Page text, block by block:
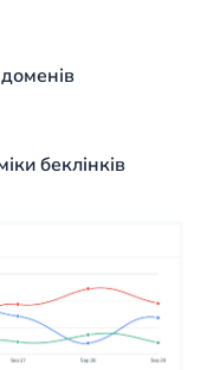
беклінків